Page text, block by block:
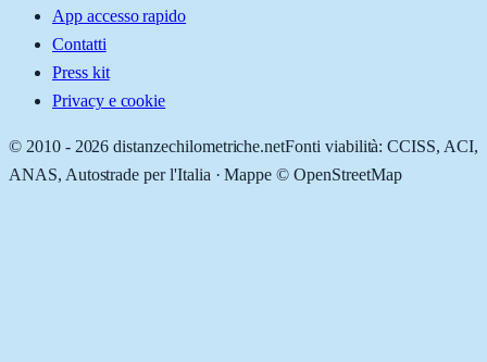
App accesso rapido
Contatti
Press kit
Privacy e cookie
© 2010 - 2026 distanzechilometriche.netFonti viabilità: CCISS, ACI,
ANAS, Autostrade per l'Italia · Mappe © OpenStreetMap